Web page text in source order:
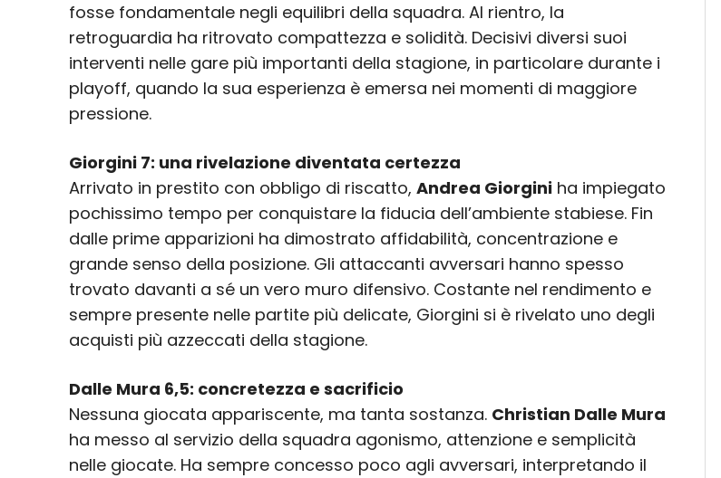
fosse fondamentale negli equilibri della squadra. Al rientro, la
retroguardia ha ritrovato compattezza e solidità. Decisivi diversi suoi
interventi nelle gare più importanti della stagione, in particolare durante i
playoff, quando la sua esperienza è emersa nei momenti di maggiore
pressione.
Giorgini 7: una rivelazione diventata certezza
Arrivato in prestito con obbligo di riscatto, Andrea Giorgini ha impiegato
pochissimo tempo per conquistare la fiducia dell’ambiente stabiese. Fin
dalle prime apparizioni ha dimostrato affidabilità, concentrazione e
grande senso della posizione. Gli attaccanti avversari hanno spesso
trovato davanti a sé un vero muro difensivo. Costante nel rendimento e
sempre presente nelle partite più delicate, Giorgini si è rivelato uno degli
acquisti più azzeccati della stagione.
Dalle Mura 6,5: concretezza e sacrificio
Nessuna giocata appariscente, ma tanta sostanza. Christian Dalle Mura
ha messo al servizio della squadra agonismo, attenzione e semplicità
nelle giocate. Ha sempre concesso poco agli avversari, interpretando il